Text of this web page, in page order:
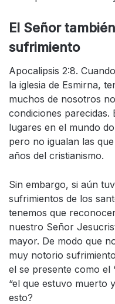
El Señor
sufrimiento
Apocalipsis 2:8.
la iglesia de Esmirna,
muchos de nosotros
condiciones parecidas.
lugares en el mundo
pero no igualan las
años del cristianismo.
Sin embargo, si aún
sufrimientos de los
tenemos que
nuestro Señor
mayor. De modo que
muy notorio
el se presente como el
“el que estuvo muerto
esto?